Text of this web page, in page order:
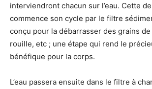
interviendront chacun sur l’eau. Cette
commence son cycle par le filtre
conçu pour la débarrasser des grains
rouille, etc ; une étape qui rend le
bénéfique pour la corps.
L’eau passera ensuite dans le filtre à